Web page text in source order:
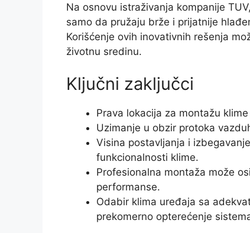
Na osnovu istraživanja kompanije
samo da pružaju brže i prijatnije
Korišćenje ovih inovativnih rešenja
životnu sredinu.
Ključni zaključci
Prava lokacija za montažu
Uzimanje u obzir protoka
Visina postavljanja i
funkcionalnosti klime.
Profesionalna montaža može
performanse.
Odabir klima uređaja sa
prekomerno opterećenje